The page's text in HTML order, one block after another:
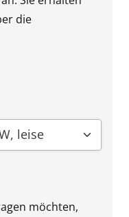
die
leise
möchten,